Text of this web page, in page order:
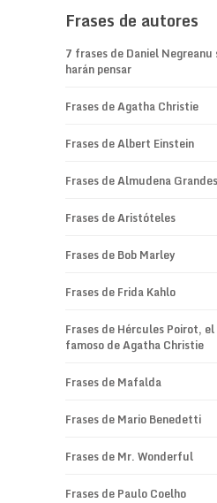
Frases de autores
7 frases de Daniel
harán pensar
Frases de Agatha Christie
Frases de Albert Einstein
Frases de Almudena Grandes
Frases de Aristóteles
Frases de Bob Marley
Frases de Frida Kahlo
Frases de Hércules Poirot,
famoso de Agatha Christie
Frases de Mafalda
Frases de Mario Benedetti
Frases de Mr. Wonderful
Frases de Paulo Coelho